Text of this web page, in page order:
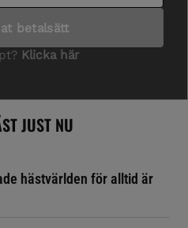
JUST NU
hästvärlden för alltid är